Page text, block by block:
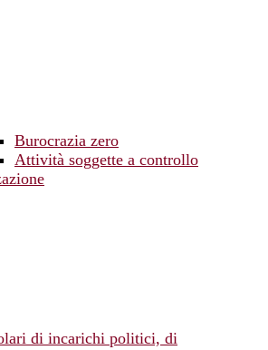
Burocrazia zero
Attività soggette a controllo
di incarichi politici, di